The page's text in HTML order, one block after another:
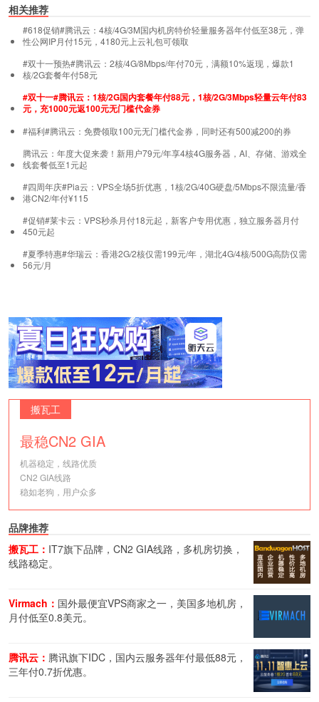
相关推荐
#618促销#腾讯云：4核/4G/3M国内机房特价轻量服务器年付低至38元，弹
性公网IP月付15元，4180元上云礼包可领取
#双十一预热#腾讯云：2核/4G/8Mbps/年付70元，满额10%返现，爆款1
核/2G套餐年付58元
#双十一#腾讯云：1核/2G国内套餐年付88元，1核/2G/3Mbps轻量云年付83
元，充1000元返100元无门槛代金券
#福利#腾讯云：免费领取100元无门槛代金券，同时还有500减200的券
腾讯云：年度大促来袭！新用户79元/年享4核4G服务器，AI、存储、游戏全
线套餐低至1元起
#四周年庆#Pia云：VPS全场5折优惠，1核/2G/40G硬盘/5Mbps不限流量/香
港CN2/年付¥115
#促销#莱卡云：VPS秒杀月付18元起，新客户专用优惠，独立服务器月付
450元起
#夏季特惠#华瑞云：香港2G/2核仅需199元/年，湖北4G/4核/500G高防仅需
56元/月
搬瓦工
最稳CN2 GIA
机器稳定，线路优质
CN2 GIA线路
稳如老狗，用户众多
品牌推荐
搬瓦工： IT7旗下品牌，CN2 GIA线路，多机房切换，
线路稳定。
Virmach： 国外最便宜VPS商家之一，美国多地机房，
月付低至0.8美元。
腾讯云： 腾讯旗下IDC，国内云服务器年付最低88元，
三年付0.7折优惠。